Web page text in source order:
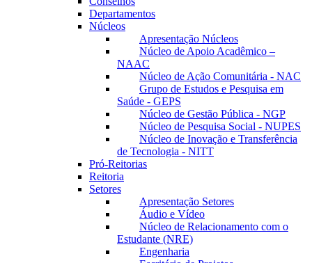
Departamentos
Núcleos
Apresentação Núcleos
Núcleo de Apoio Acadêmico –
NAAC
Núcleo de Ação Comunitária - NAC
Grupo de Estudos e Pesquisa em
Saúde - GEPS
Núcleo de Gestão Pública - NGP
Núcleo de Pesquisa Social - NUPES
Núcleo de Inovação e Transferência
de Tecnologia - NITT
Pró-Reitorias
Reitoria
Setores
Apresentação Setores
Áudio e Vídeo
Núcleo de Relacionamento com o
Estudante (NRE)
Engenharia